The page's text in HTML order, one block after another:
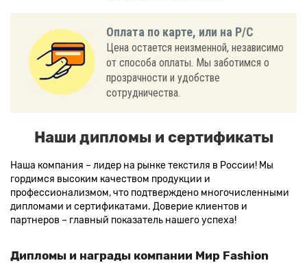
Оплата по карте, или на Р/С
Цена остается неизменной, независимо
от способа оплаты. Мы заботимся о
прозрачности и удобстве
сотрудничества.
Наши дипломы и сертификаты
Наша компания – лидер на рынке текстиля в России! Мы
гордимся высоким качеством продукции и
профессионализмом, что подтверждено многочисленными
дипломами и сертификатами. Доверие клиентов и
партнеров – главный показатель нашего успеха!
Дипломы и награды компании Мир Fashion